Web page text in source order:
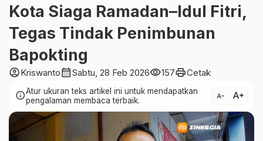
Kota Siaga Ramadan–Idul Fitri,
Tegas Tindak Penimbunan
Bapokting
account_circleKriswantocalendar_monthSabtu, 28 Feb 2026visibility157printCetak
infoAtur ukuran teks artikel ini untuk mendapatkan
pengalaman membaca terbaik.
text_decrease text_increase